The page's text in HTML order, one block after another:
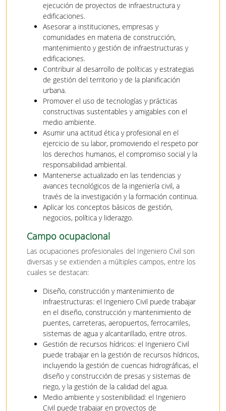
ejecución de proyectos de infraestructura y
edificaciones.
Asesorar a instituciones, empresas y
comunidades en materia de construcción,
mantenimiento y gestión de infraestructuras y
edificaciones.
Contribuir al desarrollo de políticas y estrategias
de gestión del territorio y de la planificación
urbana.
Promover el uso de tecnologías y prácticas
constructivas sustentables y amigables con el
medio ambiente.
Asumir una actitud ética y profesional en el
ejercicio de su labor, promoviendo el respeto por
los derechos humanos, el compromiso social y la
responsabilidad ambiental.
Mantenerse actualizado en las tendencias y
avances tecnológicos de la ingeniería civil, a
través de la investigación y la formación continua.
Aplicar los conceptos básicos de gestión,
negocios, política y liderazgo.
Campo ocupacional
Las ocupaciones profesionales del Ingeniero Civil son
diversas y se extienden a múltiples campos, entre los
cuales se destacan:
Diseño, construcción y mantenimiento de
infraestructuras: el Ingeniero Civil puede trabajar
en el diseño, construcción y mantenimiento de
puentes, carreteras, aeropuertos, ferrocarriles,
sistemas de agua y alcantarillado, entre otros.
Gestión de recursos hídricos: el Ingeniero Civil
puede trabajar en la gestión de recursos hídricos,
incluyendo la gestión de cuencas hidrográficas, el
diseño y construcción de presas y sistemas de
riego, y la gestión de la calidad del agua.
Medio ambiente y sostenibilidad: el Ingeniero
Civil puede trabajar en proyectos de